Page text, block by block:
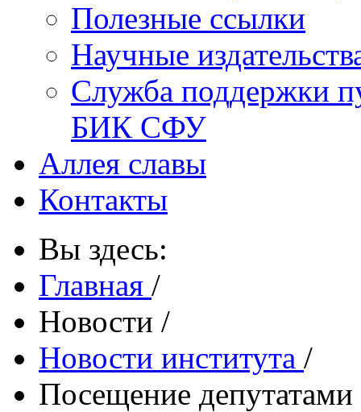
Полезные ссылки
Научные
Служба поддержки
БИК СФУ
Аллея славы
Контакты
Вы здесь:
Главная /
Новости /
Новости института /
Посещение депутатами